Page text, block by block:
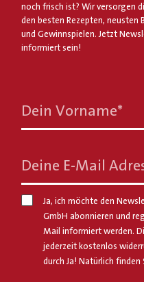
noch frisch ist? Wir versorgen
den besten Rezepten, neusten
und Gewinnspielen. Jetzt
informiert sein!
Dein Vorname*
Deine E-Mail
Ja, ich möchte den
GmbH abonnieren und
Mail informiert werden.
jederzeit kostenlos
durch Ja! Natürlich finden